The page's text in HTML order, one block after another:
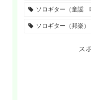
ソロギター（童謡
ソロギター（邦楽）
ス